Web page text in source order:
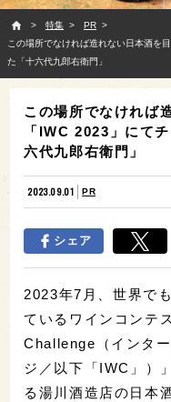
特集
PR
この場所でなければ造れない日本酒を
た「十六代九郎右衛門」
この場所でなければ
「IWC 2023」にて
六代九郎右衛門」
2023.09.01 PR
シェア
2023年7月、世界で
ているワインコンテ
Challenge（インタ
ジ／以下「IWC」）
る湯川酒造店の日本